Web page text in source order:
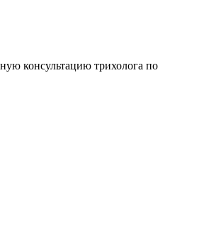
консультацию трихолога по